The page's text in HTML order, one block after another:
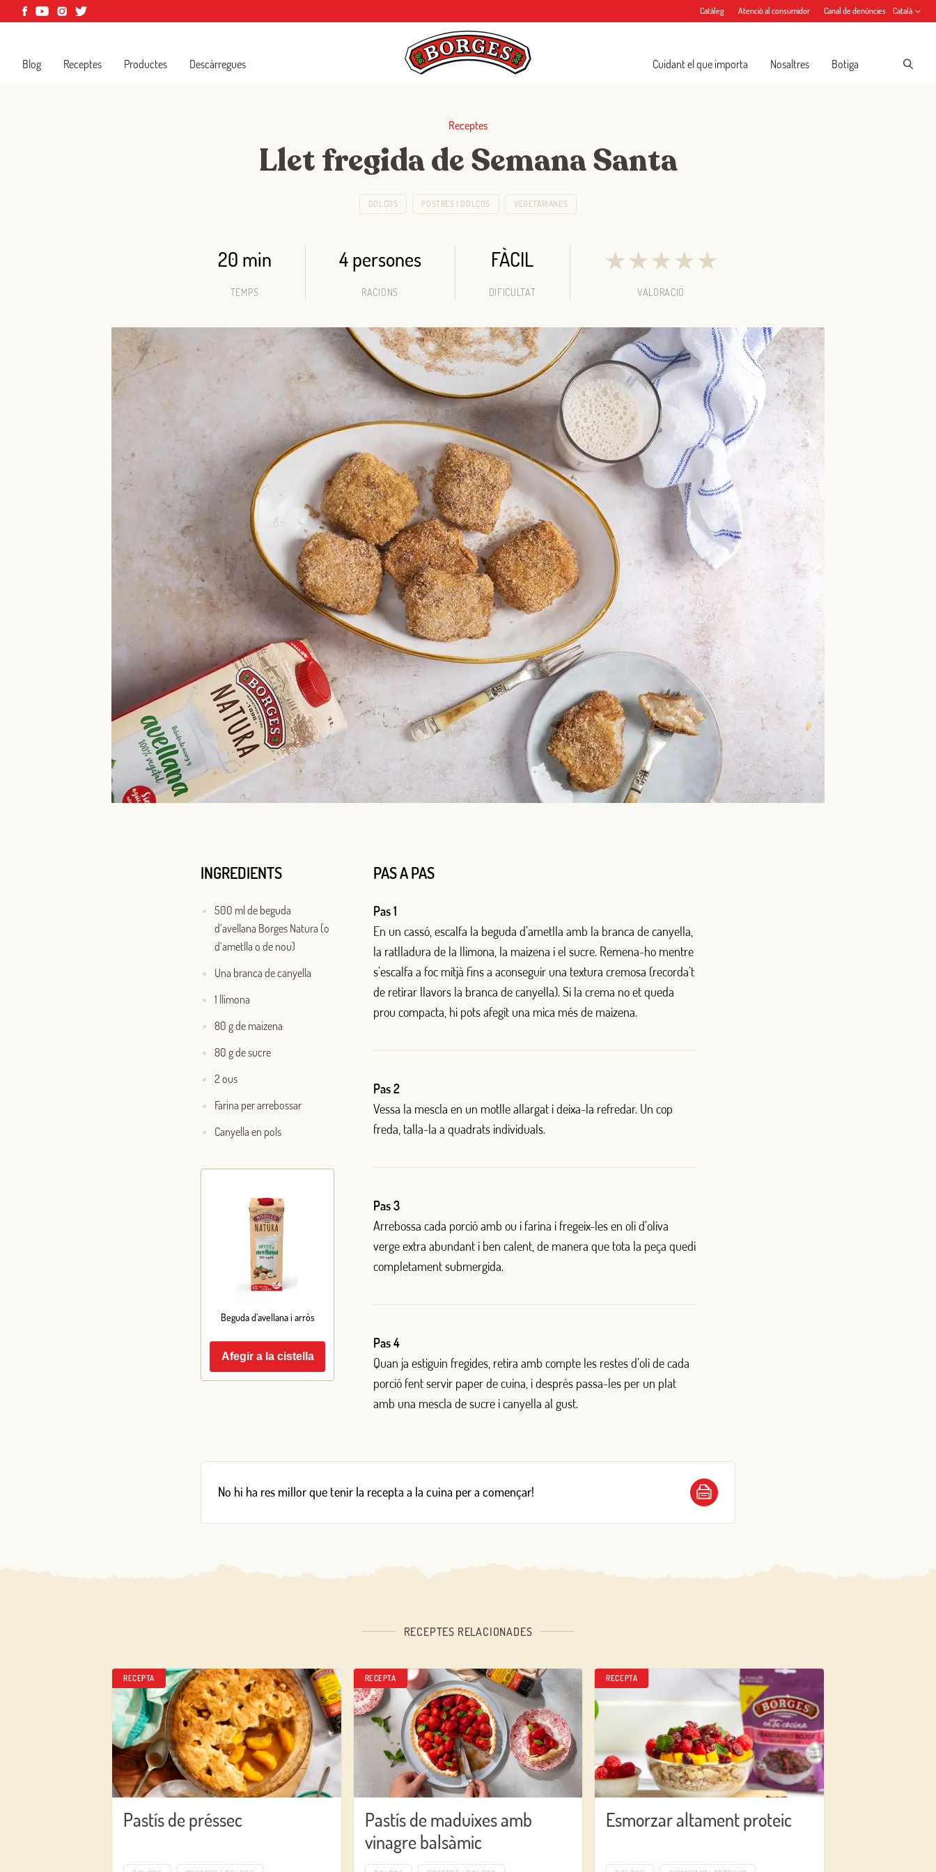
Catàleg Atenció al consumidor Canal de denúncies Català
Blog Receptes Productes Descàrregues Cuidant el que importa Nosaltres Botiga
Receptes
Llet fregida de Semana Santa
DOLÇOS POSTRES I DOLÇOS VEGETARIANES
20 min
TEMPS
4 persones
RACIONS
FÀCIL
DIFICULTAT
★★★★★
VALORACIÓ
INGREDIENTS
500 ml de beguda
d’avellana Borges Natura (o
d’ametlla o de nou)
Una branca de canyella
1 llimona
80 g de maizena
80 g de sucre
2 ous
Farina per arrebossar
Canyella en pols
Beguda d’avellana i arròs
Afegir a la cistella
PAS A PAS
Pas 1
En un cassó, escalfa la beguda d’ametlla amb la branca de canyella,
la ratlladura de la llimona, la maizena i el sucre. Remena-ho mentre
s’escalfa a foc mitjà fins a aconseguir una textura cremosa (recorda’t
de retirar llavors la branca de canyella). Si la crema no et queda
prou compacta, hi pots afegit una mica més de maizena.
Pas 2
Vessa la mescla en un motlle allargat i deixa-la refredar. Un cop
freda, talla-la a quadrats individuals.
Pas 3
Arrebossa cada porció amb ou i farina i fregeix-les en oli d’oliva
verge extra abundant i ben calent, de manera que tota la peça quedi
completament submergida.
Pas 4
Quan ja estiguin fregides, retira amb compte les restes d’oli de cada
porció fent servir paper de cuina, i després passa-les per un plat
amb una mescla de sucre i canyella al gust.
No hi ha res millor que tenir la recepta a la cuina per a començar!
RECEPTES RELACIONADES
RECEPTA
Pastís de préssec
RECEPTA
Pastís de maduixes amb
vinagre balsàmic
RECEPTA
Esmorzar altament proteic
Iniciar sessió amb Google
O AMB LA TEVA ADREÇA DE CORREU ELECTRÒNIC
Encara no estàs inscrit al Club Borges? Registra't aquí.